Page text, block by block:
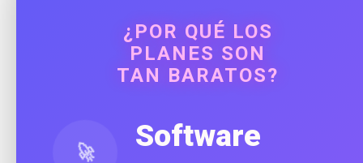
🚀
¿POR QUÉ LOS
PLANES SON
TAN BARATOS?
Software